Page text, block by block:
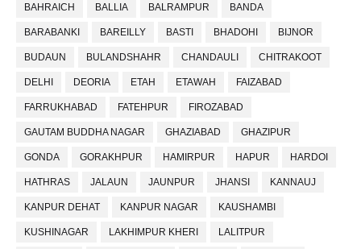
BAHRAICH BALLIA BALRAMPUR BANDA
BARABANKI BAREILLY BASTI BHADOHI BIJNOR
BUDAUN BULANDSHAHR CHANDAULI CHITRAKOOT
DELHI DEORIA ETAH ETAWAH FAIZABAD
FARRUKHABAD FATEHPUR FIROZABAD
GAUTAM BUDDHA NAGAR GHAZIABAD GHAZIPUR
GONDA GORAKHPUR HAMIRPUR HAPUR HARDOI
HATHRAS JALAUN JAUNPUR JHANSI KANNAUJ
KANPUR DEHAT KANPUR NAGAR KAUSHAMBI
KUSHINAGAR LAKHIMPUR KHERI LALITPUR